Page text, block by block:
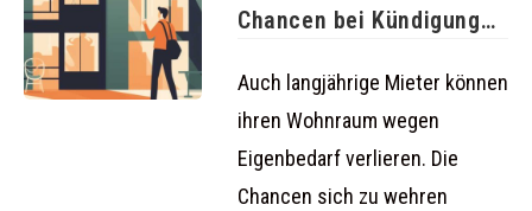
Chancen bei Kündigung
Auch langjährige Mieter können
ihren Wohnraum wegen
Eigenbedarf verlieren. Die
Chancen sich zu wehren